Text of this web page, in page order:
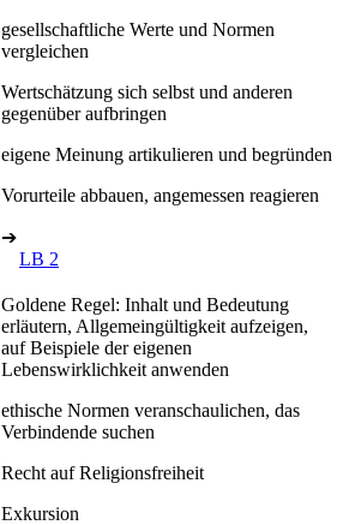
gesellschaftliche Werte und Normen
vergleichen
Wertschätzung sich selbst und anderen
gegenüber aufbringen
eigene Meinung artikulieren und begründen
Vorurteile abbauen, angemessen reagieren
➔
LB 2
Goldene Regel: Inhalt und Bedeutung
erläutern, Allgemeingültigkeit aufzeigen,
auf Beispiele der eigenen
Lebenswirklichkeit anwenden
ethische Normen veranschaulichen, das
Verbindende suchen
Recht auf Religionsfreiheit
Exkursion